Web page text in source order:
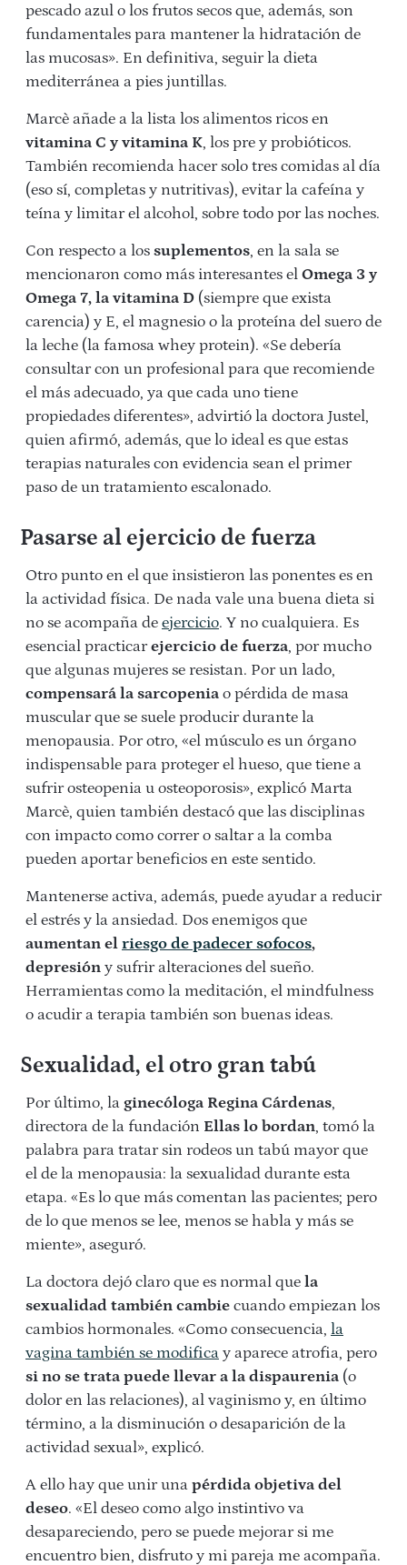
pescado azul o los frutos secos que, además, son
fundamentales para mantener la hidratación de
las mucosas». En definitiva, seguir la dieta
mediterránea a pies juntillas.
Marcè añade a la lista los alimentos ricos en
vitamina C y vitamina K, los pre y probióticos.
También recomienda hacer solo tres comidas al día
(eso sí, completas y nutritivas), evitar la cafeína y
teína y limitar el alcohol, sobre todo por las noches.
Con respecto a los suplementos, en la sala se
mencionaron como más interesantes el Omega 3 y
Omega 7, la vitamina D (siempre que exista
carencia) y E, el magnesio o la proteína del suero de
la leche (la famosa whey protein). «Se debería
consultar con un profesional para que recomiende
el más adecuado, ya que cada uno tiene
propiedades diferentes», advirtió la doctora Justel,
quien afirmó, además, que lo ideal es que estas
terapias naturales con evidencia sean el primer
paso de un tratamiento escalonado.
Pasarse al ejercicio de fuerza
Otro punto en el que insistieron las ponentes es en
la actividad física. De nada vale una buena dieta si
no se acompaña de ejercicio. Y no cualquiera. Es
esencial practicarejercicio de fuerza, por mucho
que algunas mujeres se resistan. Por un lado,
compensará la sarcopenia o pérdida de masa
muscular que se suele producir durante la
menopausia. Por otro, «el músculo es un órgano
indispensable para proteger el hueso, que tiene a
sufrir osteopenia u osteoporosis», explicó Marta
Marcè, quien también destacó que las disciplinas
con impacto como correr o saltar a la comba
pueden aportar beneficios en este sentido.
Mantenerse activa, además, puede ayudar a reducir
el estrés y la ansiedad. Dos enemigos que
aumentan el riesgo de padecer sofocos,
depresión y sufrir alteraciones del sueño.
Herramientas como la meditación, el mindfulness
o acudir a terapia también son buenas ideas.
Sexualidad, el otro gran tabú
Por último, la ginecóloga Regina Cárdenas,
directora de la fundación Ellas lo bordan, tomó la
palabra para tratar sin rodeos un tabú mayor que
el de la menopausia: la sexualidad durante esta
etapa. «Es lo que más comentan las pacientes; pero
de lo que menos se lee, menos se habla y más se
miente», aseguró.
La doctora dejó claro que es normal que la
sexualidad también cambie cuando empiezan los
cambios hormonales. «Como consecuencia, la
vagina también se modifica y aparece atrofia, pero
si no se trata puede llevar a la dispaurenia (o
dolor en las relaciones), al vaginismo y, en último
término, a la disminución o desaparición de la
actividad sexual», explicó.
A ello hay que unir una pérdida objetiva del
deseo. «El deseo como algo instintivo va
desapareciendo, pero se puede mejorar si me
encuentro bien, disfruto y mi pareja me acompaña.